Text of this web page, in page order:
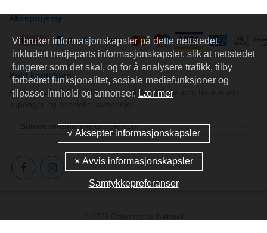
Akceptujemy
Hold kontakten
Abonner på vårt nyhetsbrev og bli den første som får vite om
Vi bruker informasjonskapsler på dette nettstedet,
inkludert tredjeparts informasjonskapsler, slik at nettstedet
fungerer som det skal, og for å analysere trafikk, tilby
forbedret funksjonalitet, sosiale mediefunksjoner og
tilpasse innhold og annonser. Lær mer
Samtykkepreferanser